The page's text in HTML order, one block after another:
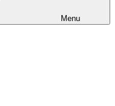
Menu